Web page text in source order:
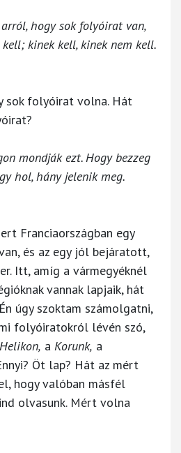
hogy sok folyóirat van,
kinek kell, kinek nem kell.
sok folyóirat volna. Hát
mondják ezt. Hogy bezzeg
hol, hány jelenik meg.
Franciaországban egy
és az egy jól bejáratott,
Itt, amíg a vármegyéknél
vannak lapjaik, hát
úgy szoktam számolgatni,
folyóiratokról lévén szó,
Helikon, a Korunk, a
Öt lap? Hát az mért
hogy valóban másfél
olvasunk. Mért volna